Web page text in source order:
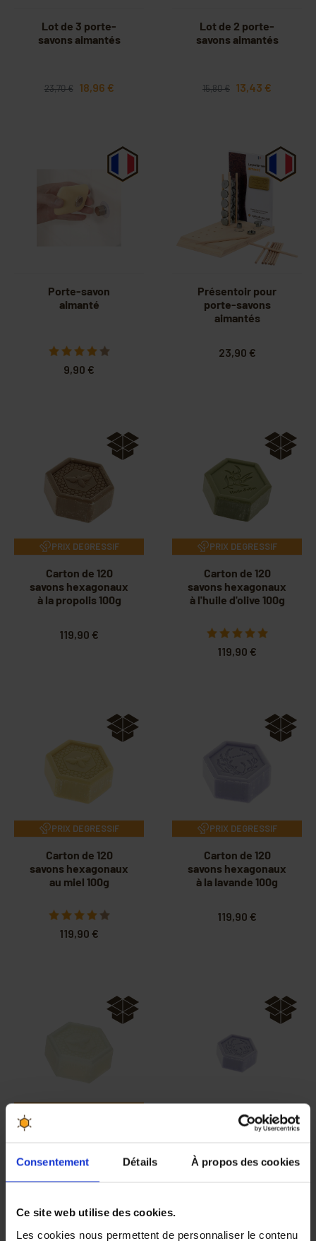
Consentement Détails À propos des cookies
Ce site web utilise des cookies.
Les cookies nous permettent de personnaliser le contenu
Lot de 3 porte-
savons aimantés
23,70 € 18,96 €
Lot de 2 porte-
savons aimantés
15,80 € 13,43 €
Porte-savon
aimanté
9,90 €
Présentoir pour
porte-savons
aimantés
23,90 €
PRIX DEGRESSIF
Carton de 120
savons hexagonaux
à la propolis 100g
119,90 €
PRIX DEGRESSIF
Carton de 120
savons hexagonaux
à l'huile d'olive 100g
119,90 €
PRIX DEGRESSIF
Carton de 120
savons hexagonaux
au miel 100g
119,90 €
PRIX DEGRESSIF
Carton de 120
savons hexagonaux
à la lavande 100g
119,90 €
à la gelée royale
à la lavande 25g